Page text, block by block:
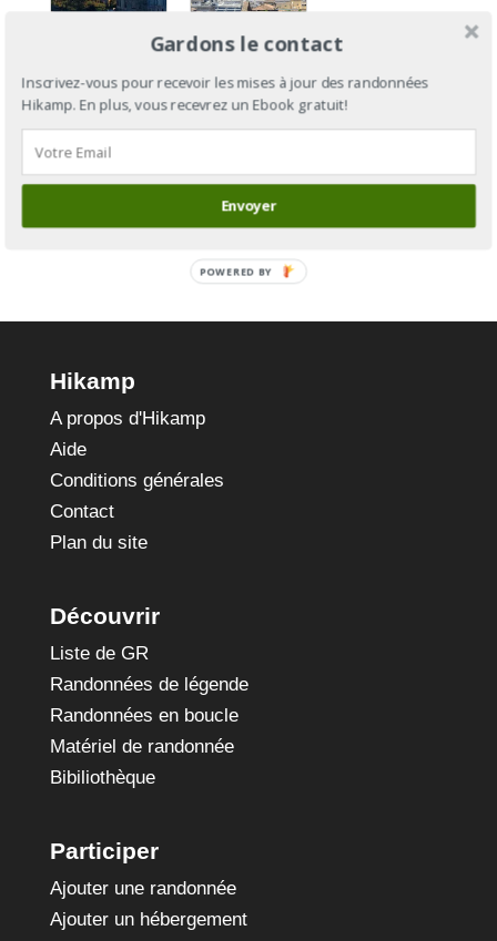
Francigena
Section 14
à Sienne
Via
Francigena
: de
Hikamp
A propos d'Hikamp
Aide
Conditions générales
Contact
Plan du site
Découvrir
Liste de GR
Randonnées de légende
Randonnées en boucle
Matériel de randonnée
Bibiliothèque
Participer
Ajouter une randonnée
Ajouter un hébergement
Gardons le contact
Inscrivez-vous pour recevoir les mises à jour des randonnées
Hikamp. En plus, vous recevrez un Ebook gratuit!
Envoyer
POWERED BY